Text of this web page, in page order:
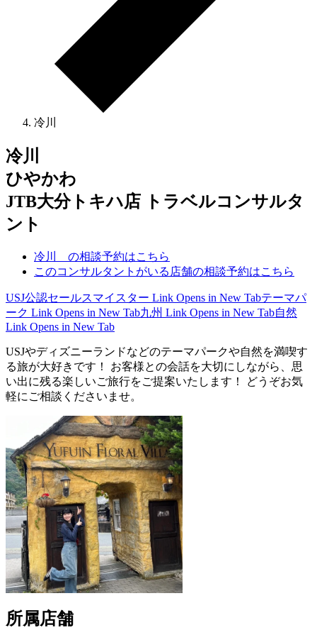
冷川
冷川
ひやかわ
JTB大分トキハ店 トラベルコンサルタ
ント
冷川 の相談予約はこちら
このコンサルタントがいる店舗の相談予約はこちら
USJ公認セールスマイスター Link Opens in New Tabテーマパ
ーク Link Opens in New Tab九州 Link Opens in New Tab自然
Link Opens in New Tab
USJやディズニーランドなどのテーマパークや自然を満喫す
る旅が大好きです！ お客様との会話を大切にしながら、思
い出に残る楽しいご旅行をご提案いたします！ どうぞお気
軽にご相談くださいませ。
所属店舗